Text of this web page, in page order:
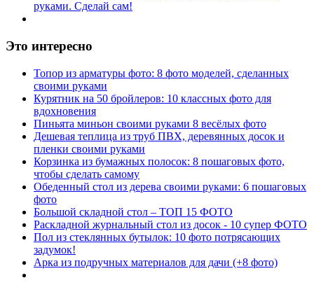
Это интересно
Топор из арматуры фото: 8 фото моделей, сделанных
своими руками
Курятник на 50 бройлеров: 10 классных фото для
вдохновения
Пиньята миньон своими руками 8 весёлых фото
Дешевая теплица из труб ПВХ, деревянных досок и
пленки своими руками
Корзинка из бумажных полосок: 8 пошаговых фото,
чтобы сделать самому
Обеденный стол из дерева своими руками: 6 пошаговых
фото
Большой складной стол – ТОП 15 ФОТО
Раскладной журнальный стол из досок - 10 супер ФОТО
Пол из стеклянных бутылок: 10 фото потрясающих
задумок!
Арка из подручных материалов для дачи (+8 фото)